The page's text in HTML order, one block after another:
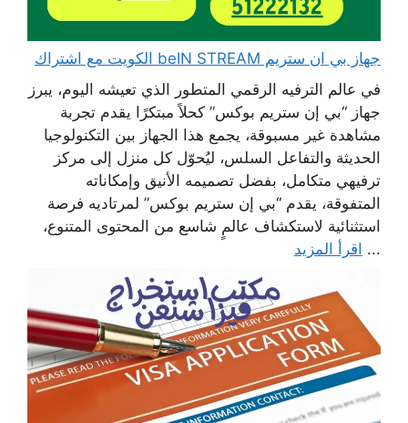
جهاز بي ان ستريم beIN STREAM الكويت مع اشتراك
في عالم الترفيه الرقمي المتطور الذي تعيشه اليوم، يبرز
جهاز “بي إن ستريم بوكس” كحلاً مبتكرًا يقدم تجربة
مشاهدة غير مسبوقة، يجمع هذا الجهاز بين التكنولوجيا
الحديثة والتفاعل السلس، ليُحوّل كل منزل إلى مركز
ترفيهي متكامل، بفضل تصميمه الأنيق وإمكاناته
المتفوقة، يقدم “بي إن ستريم بوكس” لمرتاديه فرصة
استثنائية لاستكشاف عالمٍ شاسع من المحتوى المتنوع،
... اقرأ المزيد